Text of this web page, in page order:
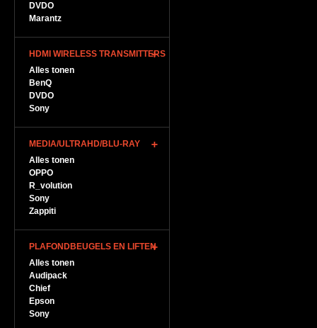
DVDO
Marantz
HDMI WIRELESS TRANSMITTERS
Alles tonen
BenQ
DVDO
Sony
MEDIA/ULTRAHD/BLU-RAY
Alles tonen
OPPO
R_volution
Sony
Zappiti
PLAFONDBEUGELS EN LIFTEN
Alles tonen
Audipack
Chief
Epson
Sony